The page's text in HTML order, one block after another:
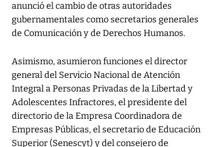
anunció el cambio de otras autoridades
gubernamentales como secretarios generales
de Comunicación y de Derechos Humanos.
Asimismo, asumieron funciones el director
general del Servicio Nacional de Atención
Integral a Personas Privadas de la Libertad y
Adolescentes Infractores, el presidente del
directorio de la Empresa Coordinadora de
Empresas Públicas, el secretario de Educación
Superior (Senescyt) y del consejero de